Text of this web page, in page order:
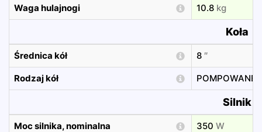
Waga hulajnogi 10.8 kg
Koła
Średnica kół 8 ″
Rodzaj kół POMPOWANE
Silnik
Moc silnika, nominalna 350 W